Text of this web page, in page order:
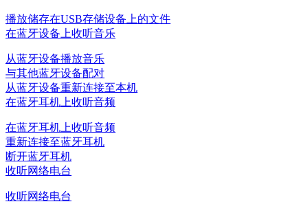
播放储存在USB存储设备上的文件
在蓝牙设备上收听音乐
从蓝牙设备播放音乐
与其他蓝牙设备配对
从蓝牙设备重新连接至本机
在蓝牙耳机上收听音频
在蓝牙耳机上收听音频
重新连接至蓝牙耳机
断开蓝牙耳机
收听网络电台
收听网络电台